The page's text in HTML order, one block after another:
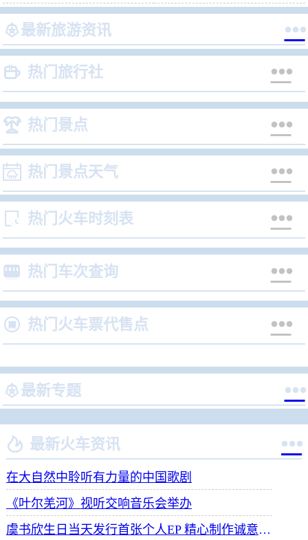
最新旅游资讯 
 热门旅行社 
 热门景点 
 热门景点天气 
 热门火车时刻表 
 热门车次查询 
 热门火车票代售点 
最新专题 
 最新火车资讯 
在大自然中聆听有力量的中国歌剧
《叶尔羌河》视听交响音乐会举办
虞书欣生日当天发行首张个人EP 精心制作诚意满满